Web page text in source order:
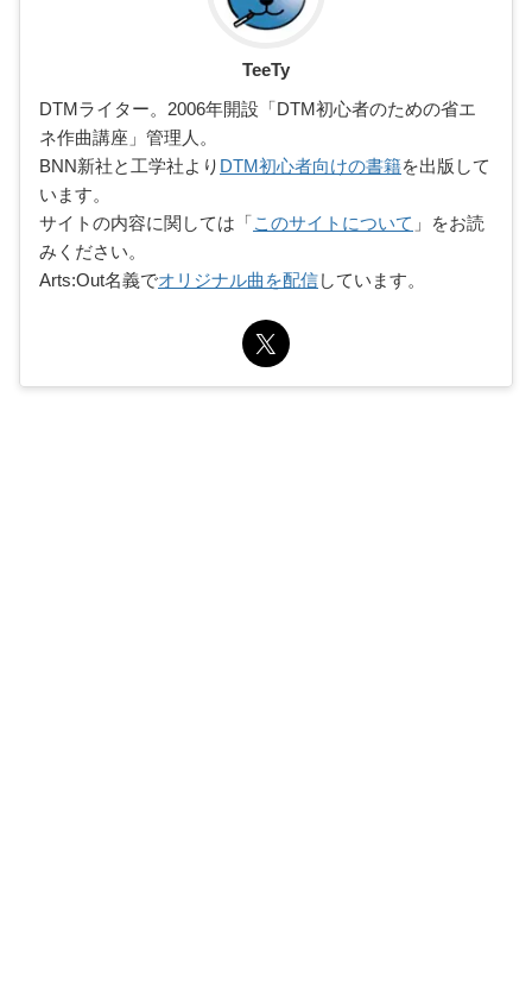
TeeTy
DTMライター。2006年開設「DTM初心者のための省エ
ネ作曲講座」管理人。
BNN新社と工学社より DTM初心者向けの書籍を出版して
います。
サイトの内容に関しては「このサイトについて 」をお読
みください。
Arts:Out名義でオリジナル曲を配信しています。